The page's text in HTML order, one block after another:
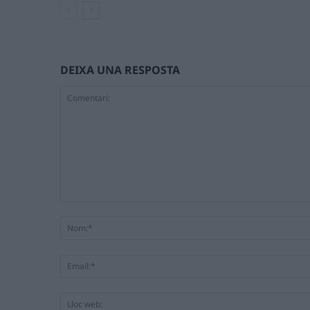
DEIXA UNA RESPOSTA